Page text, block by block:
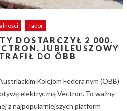
Tabor
DOSTARCZYŁ 2 000.
JUBILEUSZOWY
DO ÖBB
Kolejom Federalnym (ÖBB)
elektryczną Vectron. To ważny
z najpopularniejszych platform